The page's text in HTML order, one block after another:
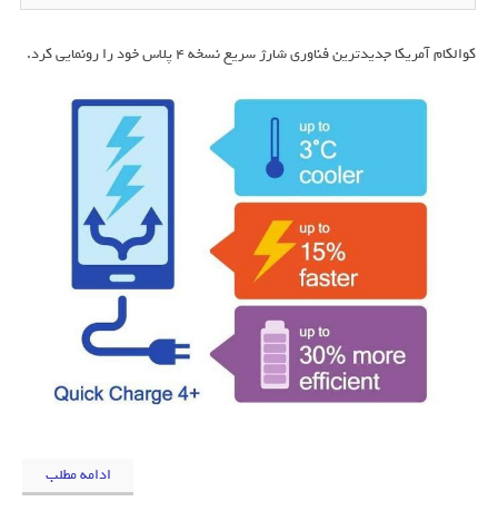
کوالکام آمریکا جدیدترین فناوری شارژ سریع نسخه 4 پلاس خود را رونمایی کرد.
ادامه مطلب